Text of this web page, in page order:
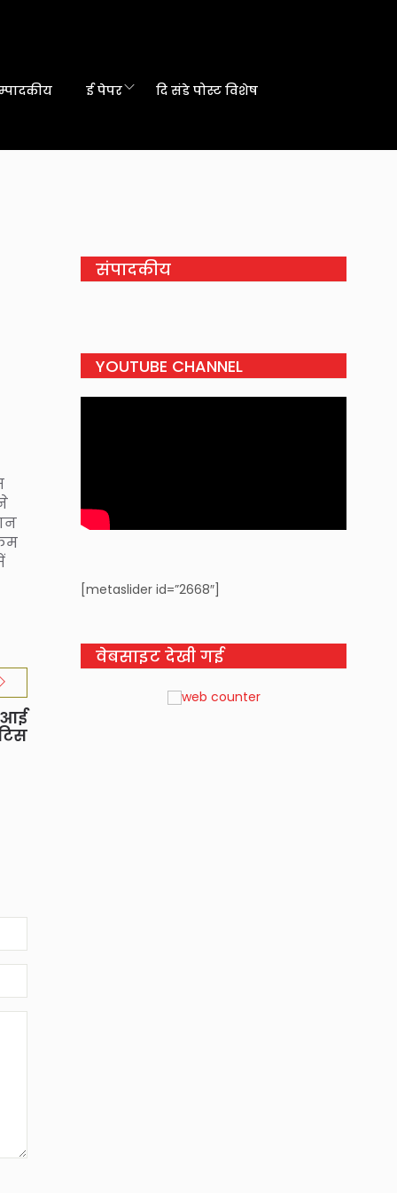
ई पेपर दि संडे पोस्ट विशेष
आई
संपादकीय
YOUTUBE CHANNEL
[metaslider id=”2668″]
वेबसाइट देखी गई